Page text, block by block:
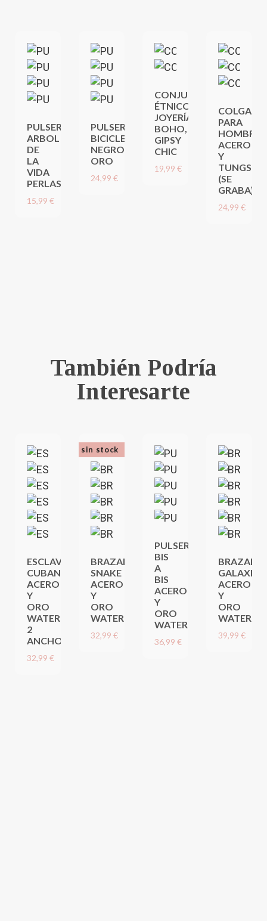
PULSERA
ARBOL
DE
LA
VIDA
PERLAS
15,99 €
PULSERA
BICICLETA
NEGRO
ORO
24,99 €
CONJUNTO
ÉTNICO,
JOYERÍA
BOHO,
GIPSY
CHIC
19,99 €
PARA
HOMBRE,
ACERO
Y
(SE
GRABA)
24,99 €
También Podría
Interesarte
ESCLAVA
CUBANA
ACERO
Y
ORO
WATERPROOF,
2
ANCHOS
32,99 €
BRAZALETE
SNAKE
ACERO
Y
ORO
WATERPROOF
32,99 €
sin stock
PULSERA
BIS
A
BIS
ACERO
Y
ORO
WATERPROOF
36,99 €
GALAXIA
ACERO
Y
ORO
39,99 €